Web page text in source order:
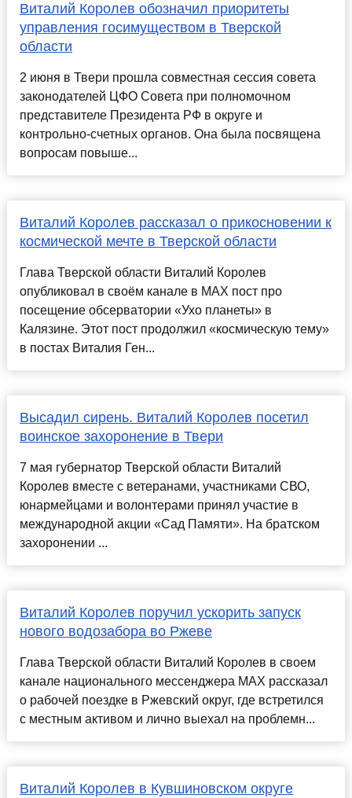
Виталий Королев обозначил приоритеты
управления госимуществом в Тверской
области
2 июня в Твери прошла совместная сессия совета
законодателей ЦФО Совета при полномочном
представителе Президента РФ в округе и
контрольно-счетных органов. Она была посвящена
вопросам повыше...
Виталий Королев рассказал о прикосновении к
космической мечте в Тверской области
Глава Тверской области Виталий Королев
опубликовал в своём канале в MAX пост про
посещение обсерватории «Ухо планеты» в
Калязине. Этот пост продолжил «космическую тему»
в постах Виталия Ген...
Высадил сирень. Виталий Королев посетил
воинское захоронение в Твери
7 мая губернатор Тверской области Виталий
Королев вместе с ветеранами, участниками СВО,
юнармейцами и волонтерами принял участие в
международной акции «Сад Памяти». На братском
захоронении ...
Виталий Королев поручил ускорить запуск
нового водозабора во Ржеве
Глава Тверской области Виталий Королев в своем
канале национального мессенджера MAX рассказал
о рабочей поездке в Ржевский округ, где встретился
с местным активом и лично выехал на проблемн...
Виталий Королев в Кувшиновском округе